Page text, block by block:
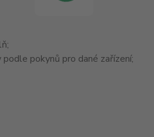
pokynů pro dané zařízení;